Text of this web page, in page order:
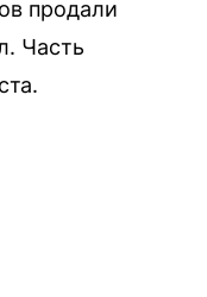
продали
Часть